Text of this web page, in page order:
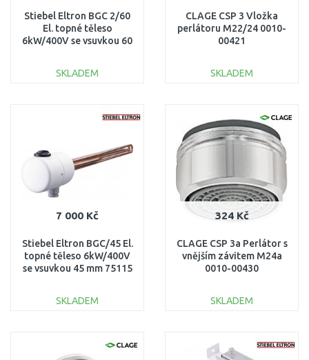
Stiebel Eltron BGC 2/60
El. topné těleso
6kW/400V se vsuvkou 60
SKLADEM
CLAGE CSP 3 Vložka
perlátoru M22/24 0010-
00421
SKLADEM
Porovnat
7 000 Kč
Stiebel Eltron BGC/45 El.
topné těleso 6kW/400V
se vsuvkou 45 mm 75115
SKLADEM
Porovnat
324 Kč
CLAGE CSP 3a Perlátor s
vnějším závitem M24a
0010-00430
SKLADEM
Porovnat